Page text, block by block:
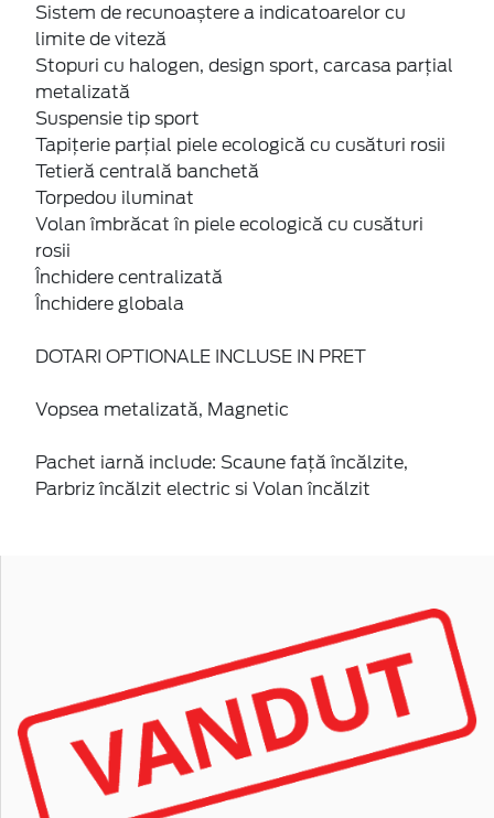
Sistem de recunoaștere a indicatoarelor cu
limite de viteză
Stopuri cu halogen, design sport, carcasa parţial
metalizată
Suspensie tip sport
Tapiţerie parţial piele ecologică cu cusături rosii
Tetieră centrală banchetă
Torpedou iluminat
Volan îmbrăcat în piele ecologică cu cusături
rosii
Închidere centralizată
Închidere globala
DOTARI OPTIONALE INCLUSE IN PRET
Vopsea metalizată, Magnetic
Pachet iarnă include: Scaune faţă încălzite,
Parbriz încălzit electric si Volan încălzit